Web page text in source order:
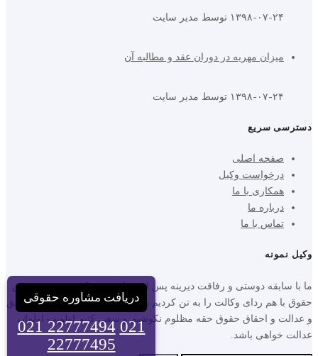
۱۳۹۸-۰۷-۲۴ توسط مدیر سایت
میزان مهریه در دوران عقد و مطالبه آن
۱۳۹۸-۰۷-۲۴ توسط مدیر سایت
دسترسی سریع
صفحه اصلی
درخواست وکیل
همکاری با ما
درباره ما
تماس با ما
وکیل نمونه
ما با سابقه دوستی و رفاقت دیرینه پس از قبولی مشترک در رشته مقدس
حقوق با هم ردای وکالت را به تن کردیم و با یکدیگر عهد بستیم جز برای حق
و عدالت و احقاق حقوق حقه مظلوم نکوشیم و سعی کنیم اولویت اولمان
عدالت خواهی باشد.
دریافت مشاوره حقوقی
021 22777494 021
22777495